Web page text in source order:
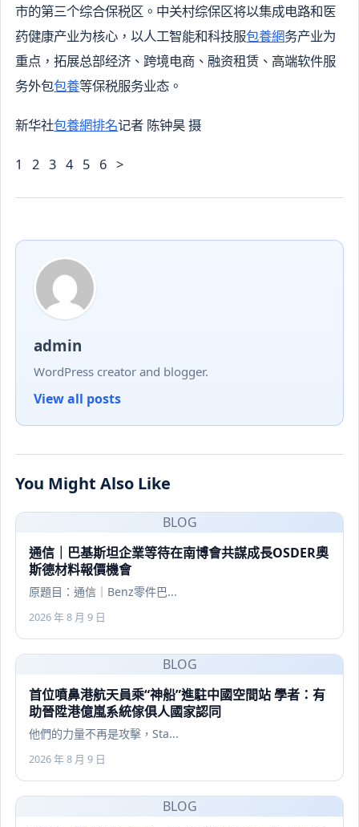
市的第三个综合保税区。中关村综保区将以集成电路和医
药健康产业为核心，以人工智能和科技服包養網务产业为
重点，拓展总部经济、跨境电商、融资租赁、高端软件服
务外包包養等保税服务业态。
新华社包養網排名记者 陈钟昊 摄
1 2 3 4 5 6 >
admin
WordPress creator and blogger.
View all posts
You Might Also Like
BLOG
通信｜巴基斯坦企業等待在南博會共謀成長OSDER奧
斯德材料報價機會
原題目：通信｜Benz零件巴...
2026 年 8 月 9 日
BLOG
首位噴鼻港航天員乘“神船”進駐中國空間站 學者：有
助晉陞港億嵐系統傢俱人國家認同
他們的力量不再是攻擊，Sta...
2026 年 8 月 9 日
BLOG